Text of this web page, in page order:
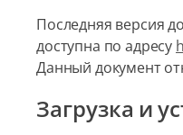
Последняя версия
доступна по адресу
Данный документ
Загрузка и